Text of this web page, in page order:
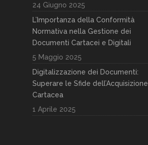
24 Giugno 2025
L’Importanza della Conformità
Normativa nella Gestione dei
Documenti Cartacei e Digitali
5 Maggio 2025
Digitalizzazione dei Documenti:
Superare le Sfide dell’Acquisizione
Cartacea
1 Aprile 2025